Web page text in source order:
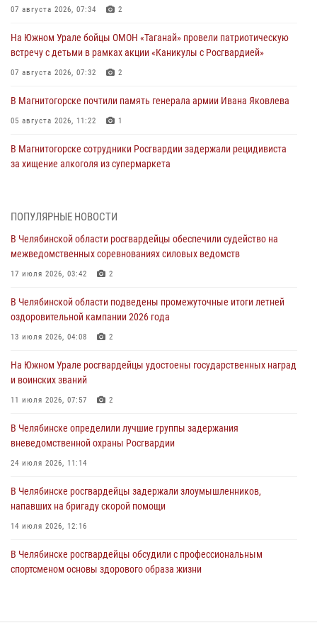
07 августа 2026, 07:34 2
На Южном Урале бойцы ОМОН «Таганай» провели патриотическую
встречу с детьми в рамках акции «Каникулы с Росгвардией»
07 августа 2026, 07:32 2
В Магнитогорске почтили память генерала армии Ивана Яковлева
05 августа 2026, 11:22 1
В Магнитогорске сотрудники Росгвардии задержали рецидивиста
за хищение алкоголя из супермаркета
На Южном Урале спецназ Росгвардии провел военно-полевые
Росгвардейцы задержали трёх магазинных воров в Челябинске
На Южном Урале сотрудники Росгвардии задержали
подозреваемого в совершении убийства
В Челябинской области росгвардейцами по горячим следам
задержан подозреваемый в грабеже
ПОПУЛЯРНЫЕ НОВОСТИ
В Челябинской области росгвардейцы обеспечили судейство на
межведомственных соревнованиях силовых ведомств
17 июля 2026, 03:42 2
В Челябинской области подведены промежуточные итоги летней
оздоровительной кампании 2026 года
13 июля 2026, 04:08 2
На Южном Урале росгвардейцы удостоены государственных наград
и воинских званий
11 июля 2026, 07:57 2
В Челябинске определили лучшие группы задержания
вневедомственной охраны Росгвардии
24 июля 2026, 11:14
В Челябинске росгвардейцы задержали злоумышленников,
напавших на бригаду скорой помощи
14 июля 2026, 12:16
В Челябинске росгвардейцы обсудили с профессиональным
спортсменом основы здорового образа жизни